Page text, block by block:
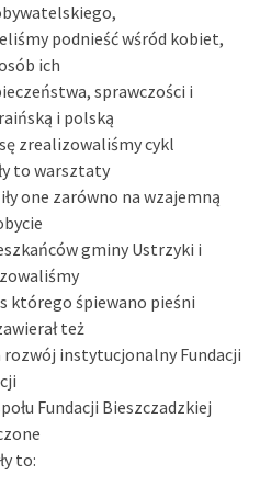
podnieść wśród kobiet,
ich
sprawczości i
i polską
zrealizowaliśmy cykl
to warsztaty
one zarówno na wzajemną
gminy Ustrzyki i
którego śpiewano pieśni
też
rozwój instytucjonalny Fundacji
Fundacji Bieszczadzkiej
to: